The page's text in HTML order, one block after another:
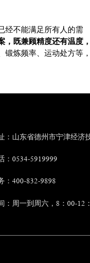
经不能满足所有人的需
既兼顾精度还有温度，
炼频率、运动处方等，
：山东省德州市宁津经济
：0534-5919999
：400-832-9898
：周一到周六，8：00-12